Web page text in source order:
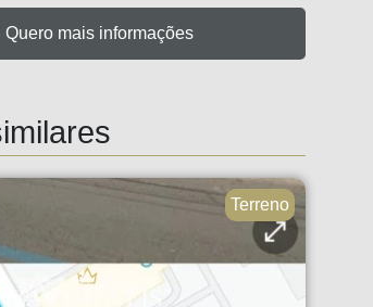
Quero mais informações
Terreno